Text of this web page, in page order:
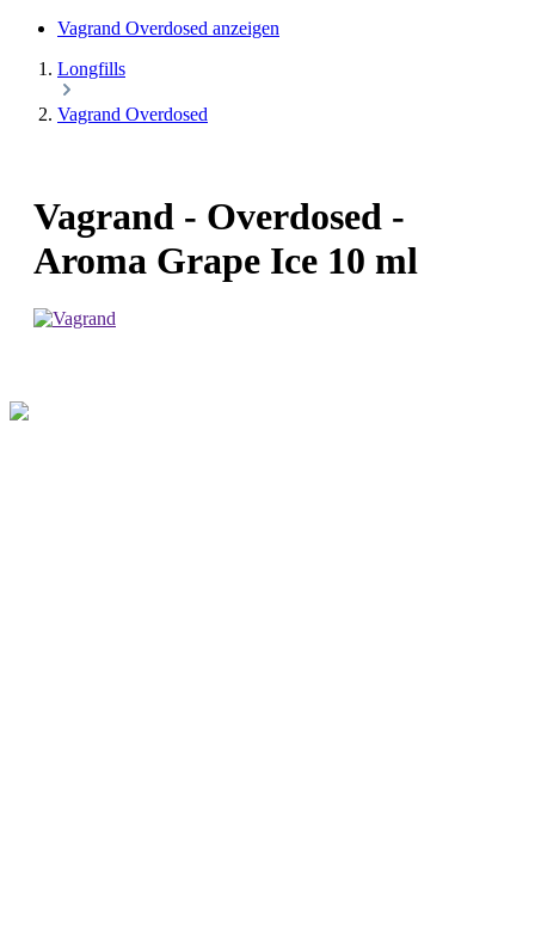
Vagrand Overdosed anzeigen
Longfills
Vagrand Overdosed
Vagrand - Overdosed -
Aroma Grape Ice 10 ml